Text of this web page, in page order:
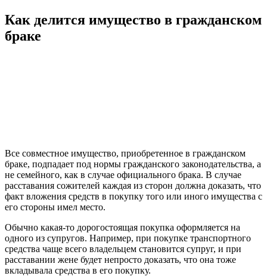
Как делится имущество в гражданском
браке
Все совместное имущество, приобретенное в гражданском
браке, подпадает под нормы гражданского законодательства, а
не семейного, как в случае официального брака. В случае
расставания сожителей каждая из сторон должна доказать, что
факт вложения средств в покупку того или иного имущества с
его стороны имел место.
Обычно какая-то дорогостоящая покупка оформляется на
одного из супругов. Например, при покупке транспортного
средства чаще всего владельцем становится супруг, и при
расставании жене будет непросто доказать, что она тоже
вкладывала средства в его покупку.